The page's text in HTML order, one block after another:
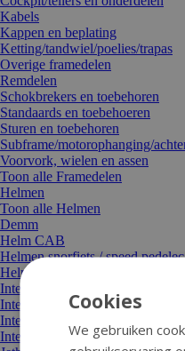
Kabels
Kappen en beplating
Ketting/tandwiel/poelies/trapas
Overige framedelen
Remdelen
Schokbrekers en toebehoren
Standaards en toebehoeren
Sturen en toebehoren
Subframe/motorophanging/
Voorvork, wielen en assen
Toon alle Framedelen
Helmen
Toon alle Helmen
Demm
Helm CAB
Helmen snorfiets / speed pedelec
Helmmuts
Integraal helmen MT
Integraal helmen SMK
Integraal helmen Tornado
Integraal helmen Vito
Cookies
We gebruiken